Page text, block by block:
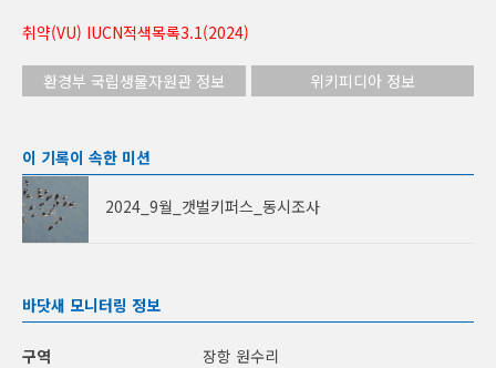
취약(VU) IUCN적색목록3.1(2024)
환경부 국립생물자원관 정보 위키피디아 정보
이 기록이 속한 미션
2024_9월_갯벌키퍼스_동시조사
바닷새 모니터링 정보
구역
장항 원수리